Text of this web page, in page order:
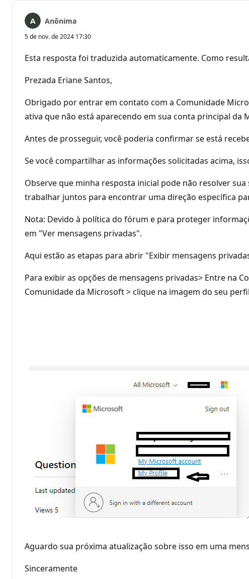
Anônima
5 de nov. de 2024 17:30
Esta resposta foi traduzida automaticamente. Como
Prezada Eriane Santos,
Obrigado por entrar em contato com a Comunidade
ativa que não está aparecendo em sua conta principal da
Antes de prosseguir, você poderia confirmar se está
Se você compartilhar as informações solicitadas acima,
Observe que minha resposta inicial pode não resolver
trabalhar juntos para encontrar uma direção específica
Nota: Devido à política do fórum e para proteger
em "Ver mensagens privadas".
Aqui estão as etapas para abrir "Exibir mensagens
Para exibir as opções de mensagens privadas> Entre na
Comunidade da Microsoft > clique na imagem do seu
Aguardo sua próxima atualização sobre isso em uma
Sinceramente